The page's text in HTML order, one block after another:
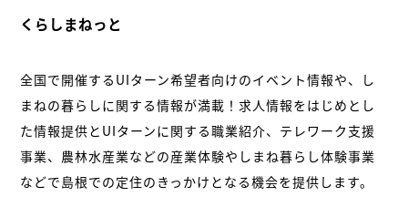
くらしまねっと
全国で開催するUIターン希望者向けのイベント情報や、し
まねの暮らしに関する情報が満載！求人情報をはじめとし
た情報提供とUIターンに関する職業紹介、テレワーク支援
事業、農林水産業などの産業体験やしまね暮らし体験事業
などで島根での定住のきっかけとなる機会を提供します。